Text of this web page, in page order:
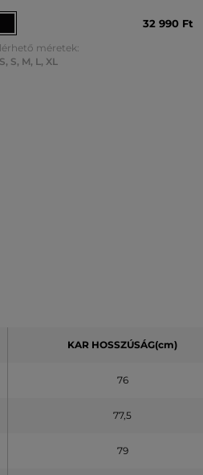
32 990 Ft
méretek:
, S, M, L, XL
KAR HOSSZÚSÁG(cm)
76
77,5
79